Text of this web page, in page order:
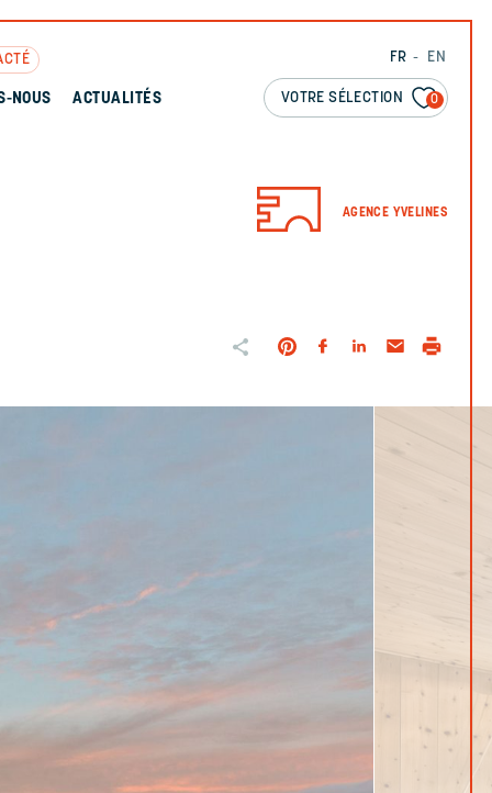
FR EN
VOTRE SÉLECTION 0
NOUS ACTUALITÉS
AGENCE YVELINES